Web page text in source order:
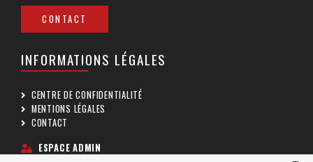
CONTACT
INFORMATIONS LÉGALES
CENTRE DE CONFIDENTIALITÉ
MENTIONS LÉGALES
CONTACT
ESPACE ADMIN